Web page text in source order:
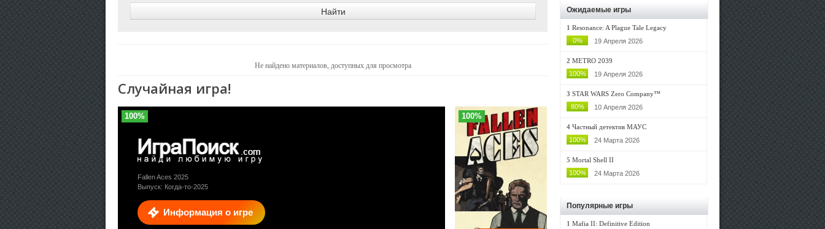
Не найдено материалов, доступных для просмотра
Случайная игра!
Информация о игре
100%
Fallen Aces 2025
Выпуск: Когда-то-2025
100%
Ожидаемые игры
1 Resonance: A Plague Tale Legacy
0%
19 Апреля 2026
2 METRO 2039
100%
19 Апреля 2026
3 STAR WARS Zero Company™
80%
10 Апреля 2026
4 Частный детектив МАУС
100%
24 Марта 2026
5 Mortal Shell II
100%
24 Марта 2026
Популярные игры
1 Mafia II: Definitive Edition